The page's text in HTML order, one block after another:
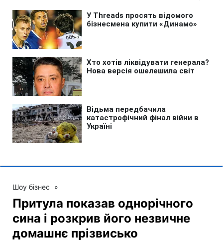
Шоу бізнес »
Притула показав однорічного
сина і розкрив його незвичне
домашнє прізвисько